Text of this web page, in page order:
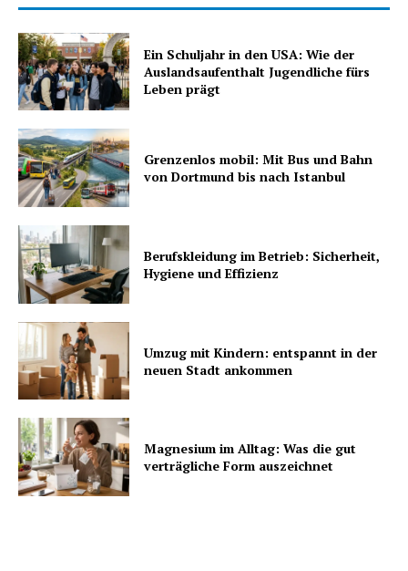
Ein Schuljahr in den USA: Wie der
Auslandsaufenthalt Jugendliche fürs
Leben prägt
Grenzenlos mobil: Mit Bus und Bahn
von Dortmund bis nach Istanbul
Berufskleidung im Betrieb: Sicherheit,
Hygiene und Effizienz
Umzug mit Kindern: entspannt in der
neuen Stadt ankommen
Magnesium im Alltag: Was die gut
verträgliche Form auszeichnet